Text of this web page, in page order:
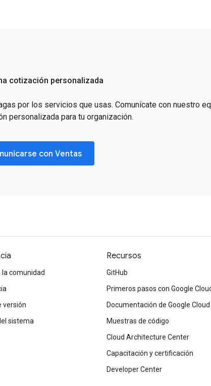
cotización personalizada
por los servicios que usas. Comunícate con nuestro
personalizada para tu organización.
con Ventas
la comunidad
versión
sistema
Recursos
GitHub
Primeros pasos con Google
Documentación de Google Cloud
Muestras de código
Cloud Architecture Center
Capacitación y certificación
Developer Center